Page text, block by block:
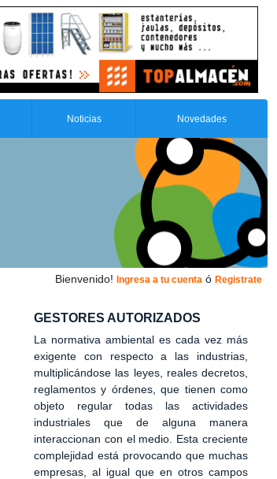
Noticias Novedades
Bienvenido! Ingresa a tu cuenta ó Registrate
GESTORES AUTORIZADOS
La normativa ambiental es cada vez más
exigente con respecto a las industrias,
multiplicándose las leyes, reales decretos,
reglamentos y órdenes, que tienen como
objeto regular todas las actividades
industriales que de alguna manera
interaccionan con el medio. Esta creciente
complejidad está provocando que muchas
empresas, al igual que en otros campos